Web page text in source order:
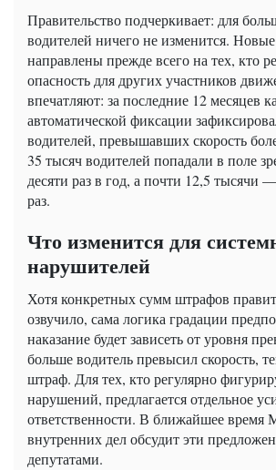
Правительство подчеркивает: для
водителей ничего не изменится.
направлены прежде всего на тех, кто
опасность для других участников
впечатляют: за последние 12 месяцев
автоматической фиксации
водителей, превышавших скорость
35 тысяч водителей попадали в поле
десяти раз в год, а почти 12,5 тысячи
раз.
Что изменится для
нарушителей
Хотя конкретных сумм штрафов
озвучило, сама логика градации
наказание будет зависеть от уровня
больше водитель превысил скорость,
штраф. Для тех, кто регулярно
нарушений, предлагается отдельное
ответственности. В ближайшее время
внутренних дел обсудит эти
депутатами.